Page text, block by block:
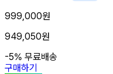
999,000원
949,050원
-5% 무료배송
구매하기